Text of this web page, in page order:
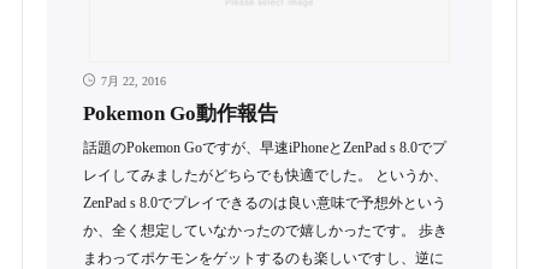
7月 22, 2016
Pokemon Go動作報告
話題のPokemon Goですが、早速iPhoneとZenPad s 8.0でプ
レイしてみましたがどちらでも快適でした。 というか、
ZenPad s 8.0でプレイできるのは良い意味で予想外という
か、全く想定していなかったので嬉しかったです。 歩き
まわってポケモンをゲットするのも楽しいですし、逆に